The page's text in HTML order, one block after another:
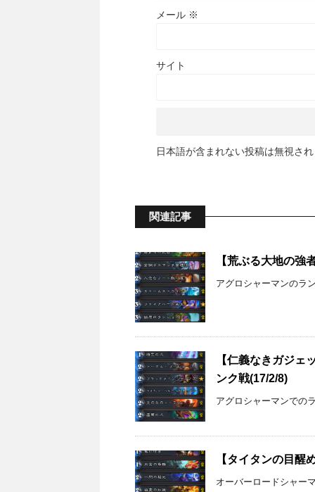
メール ※
サイト
日本語が含まれない投稿は無視さ
関連記事
【荒ぶる大地の強
アグロシャーマンのラ
【仁義なきガジェ
ンク戦(17/2/8)
アグロシャーマンでの
【タイタンの目醒
オーバーロードシャー